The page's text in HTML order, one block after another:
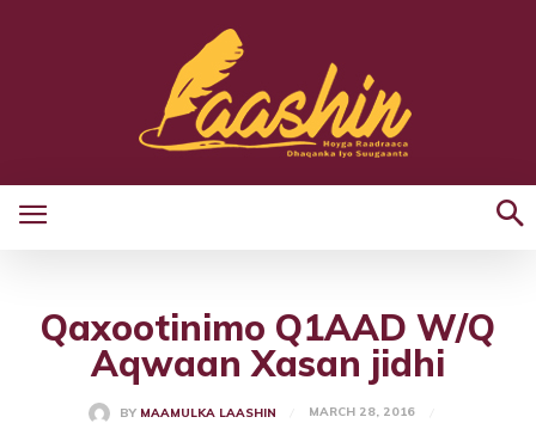
Qaxootinimo Q1AAD W/Q
Aqwaan Xasan jidhi
BY MAAMULKA LAASHIN MARCH 28, 2016